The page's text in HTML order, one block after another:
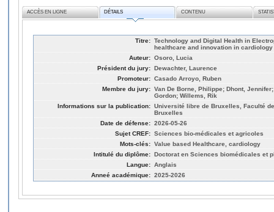
ACCÈS EN LIGNE DÉTAILS CONTENU
Titre: Technology and Digital Health in
healthcare and innovation in cardiology
Auteur: Osoro, Lucia
Président du jury: Dewachter, Laurence
Promoteur: Casado Arroyo, Ruben
Membre du jury: Van De Borne, Philippe; Dhont,
Gordon; Willems, Rik
Informations sur la publication: Université libre de Bruxelles, Faculté
Bruxelles
Date de défense: 2026-05-26
Sujet CREF: Sciences bio-médicales et agricoles
Mots-clés: Value based Healthcare, cardiology
Intitulé du diplôme: Doctorat en Sciences biomédicales et
Langue: Anglais
Anneé académique: 2025-2026